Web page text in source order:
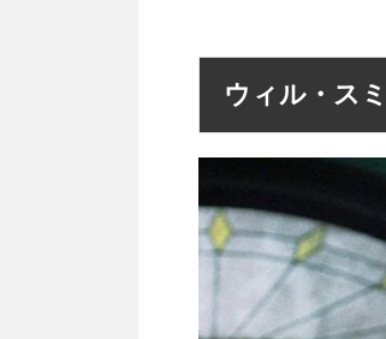
ウィル・ス